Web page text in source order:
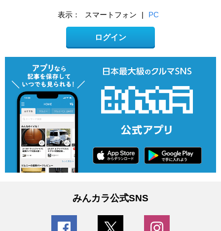
表示： スマートフォン | PC
ログイン
みんカラ公式SNS